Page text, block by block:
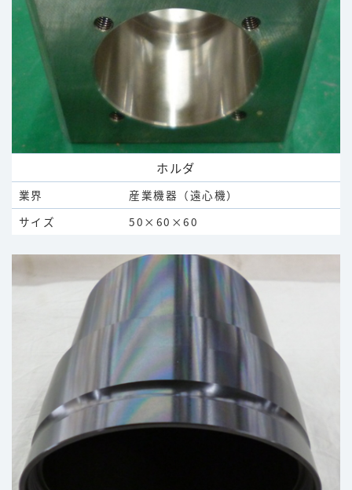
ホルダ
業界
産業機器（遠心機）
サイズ
50×60×60